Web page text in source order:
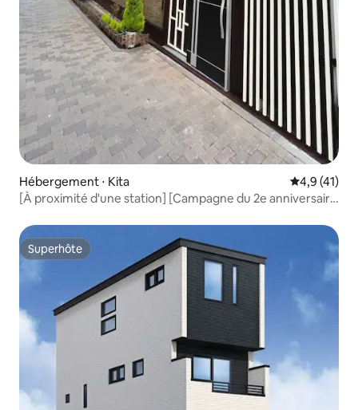
Hébergement ⋅ Kita Évaluation
4,9 (41)
[À proximité d'une station] [Campagne du 2e anniversaire
10 minutes d'Ikebukuro, 16 minutes de
Shinjuku / Logement entier / Capacité maximale :
8 personnes
Superhôte
Superhôte